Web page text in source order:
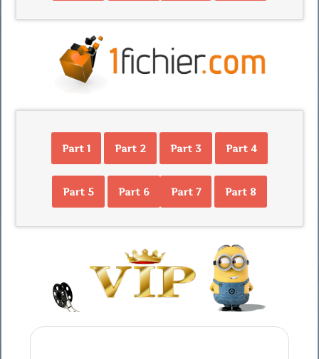
Part 1 Part 2 Part 3 Part 4
Part 5 Part 6 Part 7 Part 8